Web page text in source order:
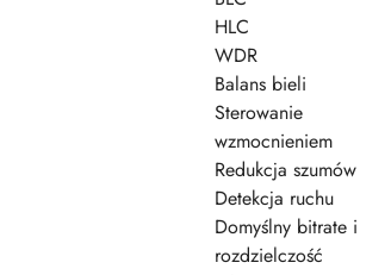
HLC
WDR
Balans bieli
Sterowanie
wzmocnieniem
Redukcja szumów
Detekcja ruchu
Domyślny bitrate i
rozdzielczość